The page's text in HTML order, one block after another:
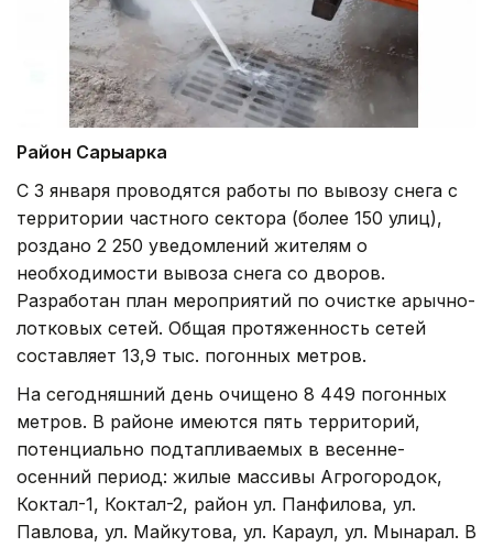
Район Сарыарка
С 3 января проводятся работы по вывозу снега с
территории частного сектора (более 150 улиц),
роздано 2 250 уведомлений жителям о
необходимости вывоза снега со дворов.
Разработан план мероприятий по очистке арычно-
лотковых сетей. Общая протяженность сетей
составляет 13,9 тыс. погонных метров.
На сегодняшний день очищено 8 449 погонных
метров. В районе имеются пять территорий,
потенциально подтапливаемых в весенне-
осенний период: жилые массивы Агрогородок,
Коктал-1, Коктал-2, район ул. Панфилова, ул.
Павлова, ул. Майкутова, ул. Караул, ул. Мынарал. В